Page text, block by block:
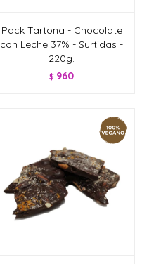
Pack Tartona - Chocolate
con Leche 37% - Surtidas -
220g.
$ 960